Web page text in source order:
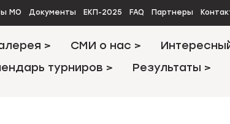
МО Документы ЕКП-2025 FAQ Партнеры
> СМИ о нас >
турниров > Результаты >